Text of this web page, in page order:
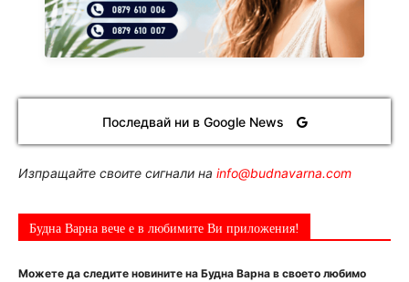
Последвай ни в Google News
Изпращайте своите сигнали на info@budnavarna.com
Будна Варна вече е в любимите Ви приложения!
Можете да следите новините на Будна Варна в своето любимо